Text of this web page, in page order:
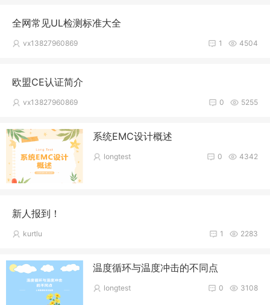
全网常见UL检测标准大全
4504
1
vx13827960869
欧盟CE认证简介
5255
0
vx13827960869
系统EMC设计概述
4342
0
longtest
新人报到！
2283
1
kurtlu
温度循环与温度冲击的不同点
3108
0
longtest